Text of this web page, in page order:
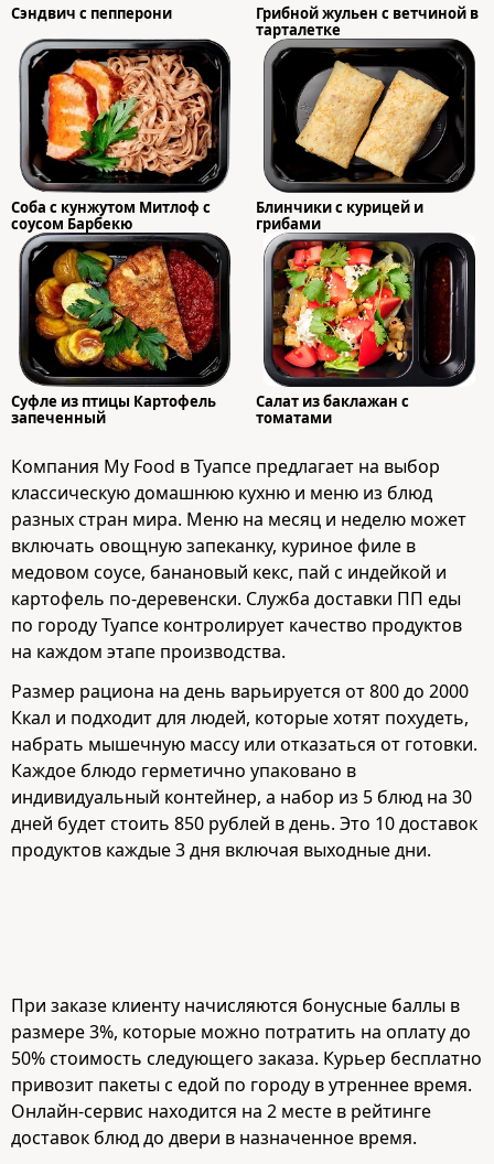
Сэндвич с пепперони
Грибной жульен с ветчиной в
тарталетке
Соба с кунжутом Митлоф с
соусом Барбекю
Блинчики с курицей и
грибами
Суфле из птицы Картофель
запеченный
Салат из баклажан с
томатами
Компания My Food в Туапсе предлагает на выбор
классическую домашнюю кухню и меню из блюд
разных стран мира. Меню на месяц и неделю может
включать овощную запеканку, куриное филе в
медовом соусе, банановый кекс, пай с индейкой и
картофель по-деревенски. Служба доставки ПП еды
по городу Туапсе контролирует качество продуктов
на каждом этапе производства.
Размер рациона на день варьируется от 800 до 2000
Ккал и подходит для людей, которые хотят похудеть,
набрать мышечную массу или отказаться от готовки.
Каждое блюдо герметично упаковано в
индивидуальный контейнер, а набор из 5 блюд на 30
дней будет стоить 850 рублей в день. Это 10 доставок
продуктов каждые 3 дня включая выходные дни.
При заказе клиенту начисляются бонусные баллы в
размере 3%, которые можно потратить на оплату до
50% стоимость следующего заказа. Курьер бесплатно
привозит пакеты с едой по городу в утреннее время.
Онлайн-сервис находится на 2 месте в рейтинге
доставок блюд до двери в назначенное время.